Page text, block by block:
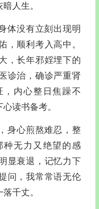
人生。
体没有立刻出现明
，顺利考入高中。
，长年邪婬埋下的
诊治，确诊严重肾
，内心整日焦躁不
读书备考。
身心煎熬难忍，整
种无力又绝望的感
显衰退，记忆力下
问，我常常语无伦
千丈。